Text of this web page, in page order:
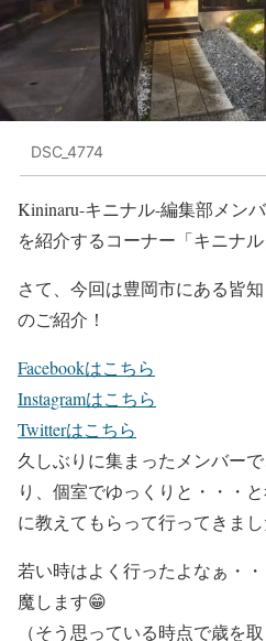
DSC_4774
Kininaru-キニナル-編集部メン
を紹介するコーナー「キニナル
さて、今回は豊岡市にある皆
のご紹介！
Facebookはこちら
Instagramはこちら
Twitterはこちら
久しぶりに集まったメンバー
り、個室でゆっくりと・・・
に教えてもらって行ってきま
若い時はよく行ったよなぁ・
魔します😁
（そう思っている時点で歳を